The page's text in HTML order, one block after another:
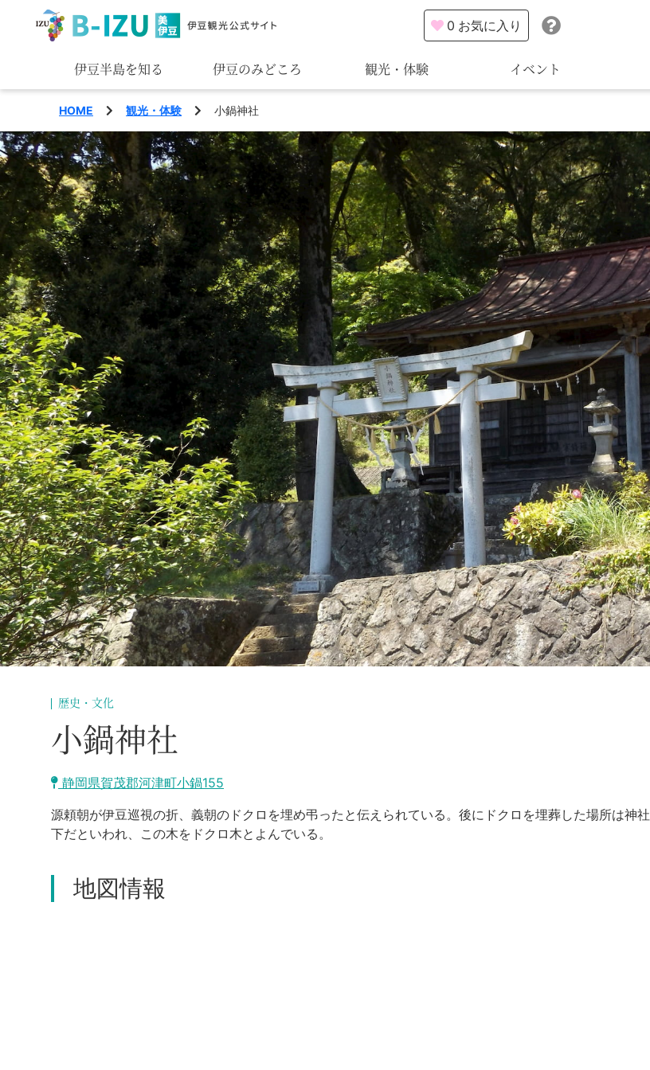
伊豆半島を知る 伊豆のみどころ
みる
あそぶ
あじわう
観光・体験 イベント
0 お気に入り
HOME 観光・体験 小鍋神社
歴史・文化
小鍋神社
静岡県賀茂郡河津町小鍋155
源頼朝が伊豆巡視の折、義朝のドクロを埋め弔ったと伝えられている。後にドクロを埋葬した場所は神
下だといわれ、この木をドクロ木とよんでいる。
地図情報